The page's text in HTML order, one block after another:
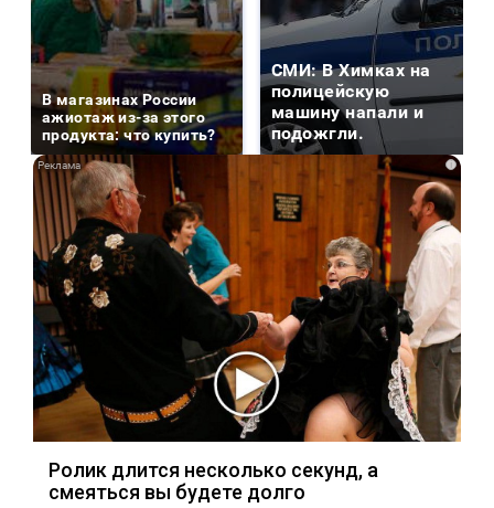
В магазинах России
ажиотаж из-за этого
продукта: что купить?
СМИ: В Химках на
полицейскую
машину напали и
подожгли.
i
Ролик длится несколько секунд, а
смеяться вы будете долго